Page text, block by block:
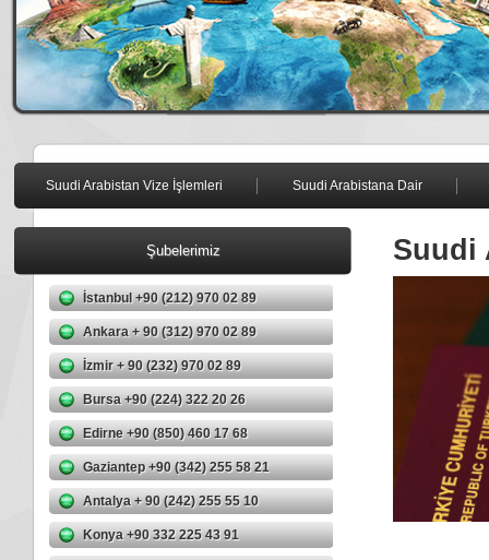
Suudi Arabistan Vize İşlemleri Suudi Arabistana Dair
Şubelerimiz
İstanbul +90 (212) 970 02 89
Ankara + 90 (312) 970 02 89
İzmir + 90 (232) 970 02 89
Bursa +90 (224) 322 20 26
Edirne +90 (850) 460 17 68
Gaziantep +90 (342) 255 58 21
Antalya + 90 (242) 255 55 10
Konya +90 332 225 43 91
Suudi